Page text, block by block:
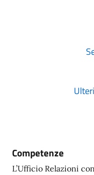
Competenze
L’Ufficio Relazioni